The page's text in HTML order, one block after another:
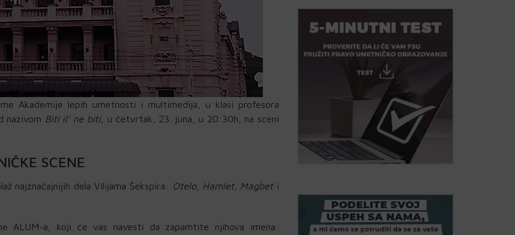
Akademije lepih umetnosti i multimedija, u klasi profesora
nazivom Biti il’ ne biti, u četvrtak, 23. juna, u 20:30h, na sceni
SCENE
najznačajnijih dela Vilijama Šekspira: Otelo, Hamlet, Magbeti
ALUM-a, koji će vas navesti da zapamtite njihova imena: